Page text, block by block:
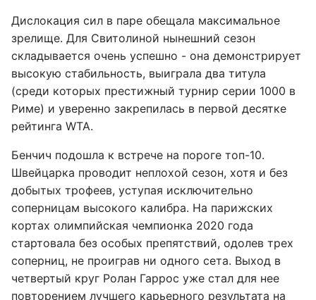
Дислокация сил в паре обещала максимальное
зрелище. Для Свитолиной нынешний сезон
складывается очень успешно - она демонстрирует
высокую стабильность, выиграла два титула
(среди которых престижный турнир серии 1000 в
Риме) и уверенно закрепилась в первой десятке
рейтинга WTA.
Бенчич подошла к встрече на пороге топ-10.
Швейцарка проводит неплохой сезон, хотя и без
добытых трофеев, уступая исключительно
соперницам высокого калибра. На парижских
кортах олимпийская чемпионка 2020 года
стартовала без особых препятствий, одолев трех
соперниц, не проиграв ни одного сета. Выход в
четвертый круг Ролан Гаррос уже стал для нее
повторением лучшего карьерного результата на